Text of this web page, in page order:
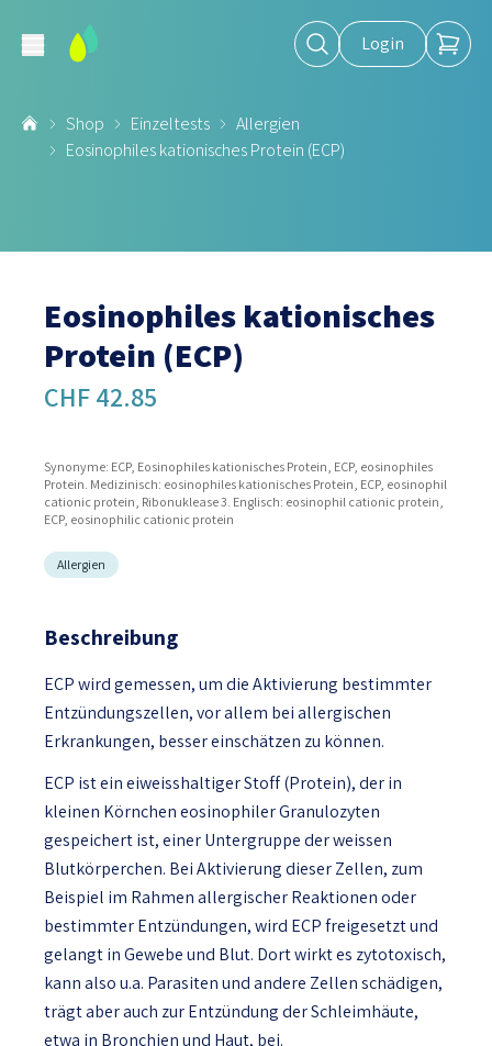
Login
Shop Einzeltests
Allergien
Eosinophiles kationisches Protein (ECP)
Eosinophiles kationisches
Protein (ECP)
CHF 42.85
Synonyme: ECP, Eosinophiles kationisches Protein, ECP, eosinophiles
Protein. Medizinisch: eosinophiles kationisches Protein, ECP, eosinophil
cationic protein, Ribonuklease 3. Englisch: eosinophil cationic protein,
ECP, eosinophilic cationic protein
Allergien
Beschreibung
ECP wird gemessen, um die Aktivierung bestimmter
Entzündungszellen, vor allem bei allergischen
Erkrankungen, besser einschätzen zu können.
ECP ist ein eiweisshaltiger Stoff (Protein), der in
kleinen Körnchen eosinophiler Granulozyten
gespeichert ist, einer Untergruppe der weissen
Blutkörperchen. Bei Aktivierung dieser Zellen, zum
Beispiel im Rahmen allergischer Reaktionen oder
bestimmter Entzündungen, wird ECP freigesetzt und
gelangt in Gewebe und Blut. Dort wirkt es zytotoxisch,
kann also u.a. Parasiten und andere Zellen schädigen,
trägt aber auch zur Entzündung der Schleimhäute,
etwa in Bronchien und Haut, bei.